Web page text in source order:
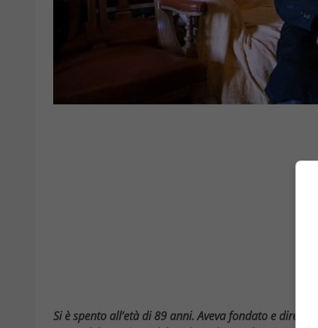
Si è spento all’età di 89 anni. Aveva fondato e